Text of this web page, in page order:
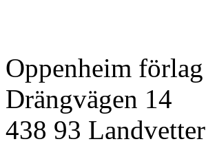
Oppenheim förlag
Drängvägen 14
438 93 Landvetter